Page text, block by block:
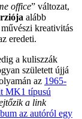
office” változat,
alább
kreativitás
eredeti.
a kuliszzák
született újjá
az 1965-
MK1 típusú
a link
az autóról egy